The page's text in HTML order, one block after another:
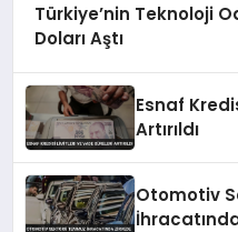
Türkiye’nin Teknoloji
Doları Aştı
Esnaf
Artırıldı
Otomotiv